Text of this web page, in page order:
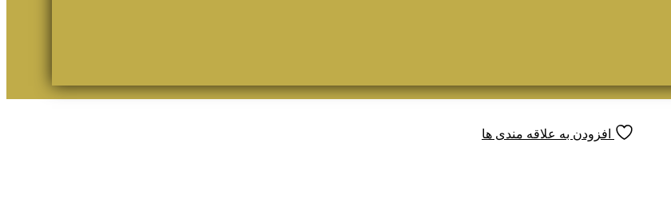
افزودن به علاقه مندی ها